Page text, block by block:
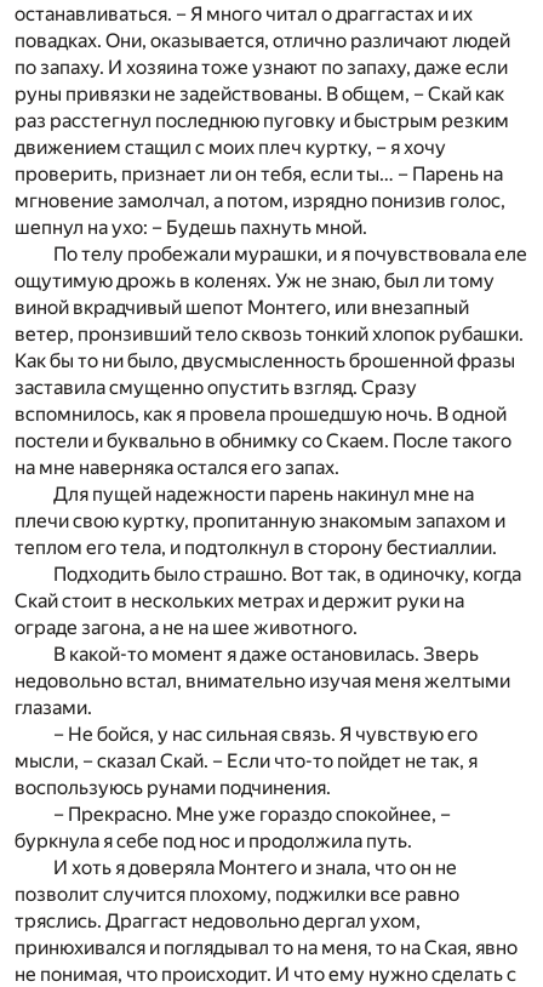
останавливаться. – Я много читал о драггастах и их
повадках. Они, оказывается, отлично различают людей
по запаху. И хозяина тоже узнают по запаху, даже если
руны привязки не задействованы. В общем, – Скай как
раз расстегнул последнюю пуговку и быстрым резким
движением стащил с моих плеч куртку, – я хочу
проверить, признает ли он тебя, если ты… – Парень на
мгновение замолчал, а потом, изрядно понизив голос,
шепнул на ухо: – Будешь пахнуть мной.
По телу пробежали мурашки, и я почувствовала еле
ощутимую дрожь в коленях. Уж не знаю, был ли тому
виной вкрадчивый шепот Монтего, или внезапный
ветер, пронзивший тело сквозь тонкий хлопок рубашки.
Как бы то ни было, двусмысленность брошенной фразы
заставила смущенно опустить взгляд. Сразу
вспомнилось, как я провела прошедшую ночь. В одной
постели и буквально в обнимку со Скаем. После такого
на мне наверняка остался его запах.
Для пущей надежности парень накинул мне на
плечи свою куртку, пропитанную знакомым запахом и
теплом его тела, и подтолкнул в сторону бестиаллии.
Подходить было страшно. Вот так, в одиночку, когда
Скай стоит в нескольких метрах и держит руки на
ограде загона, а не на шее животного.
В какой-то момент я даже остановилась. Зверь
недовольно встал, внимательно изучая меня желтыми
глазами.
– Не бойся, у нас сильная связь. Я чувствую его
мысли, – сказал Скай. – Если что-то пойдет не так, я
воспользуюсь рунами подчинения.
– Прекрасно. Мне уже гораздо спокойнее, –
буркнула я себе под нос и продолжила путь.
И хоть я доверяла Монтего и знала, что он не
позволит случится плохому, поджилки все равно
тряслись. Драггаст недовольно дергал ухом,
принюхивался и поглядывал то на меня, то на Ская, явно
не понимая, что происходит. И что ему нужно сделать с